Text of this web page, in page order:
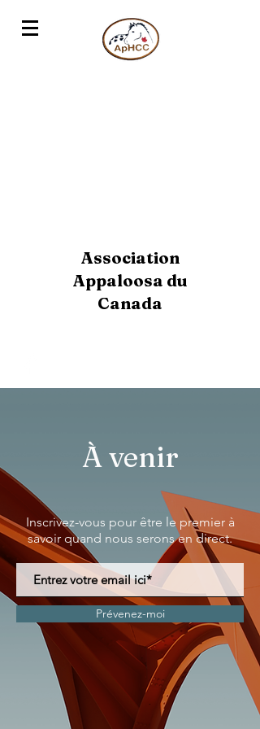
Association
Appaloosa du
Canada
À venir
Inscrivez-vous pour être le premier à
savoir quand nous serons en direct.
Prévenez-moi